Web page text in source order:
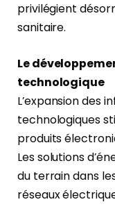
privilégient
sanitaire.
Le
technologique
L’expansion des
technologiques
produits
Les solutions
du terrain dans
réseaux